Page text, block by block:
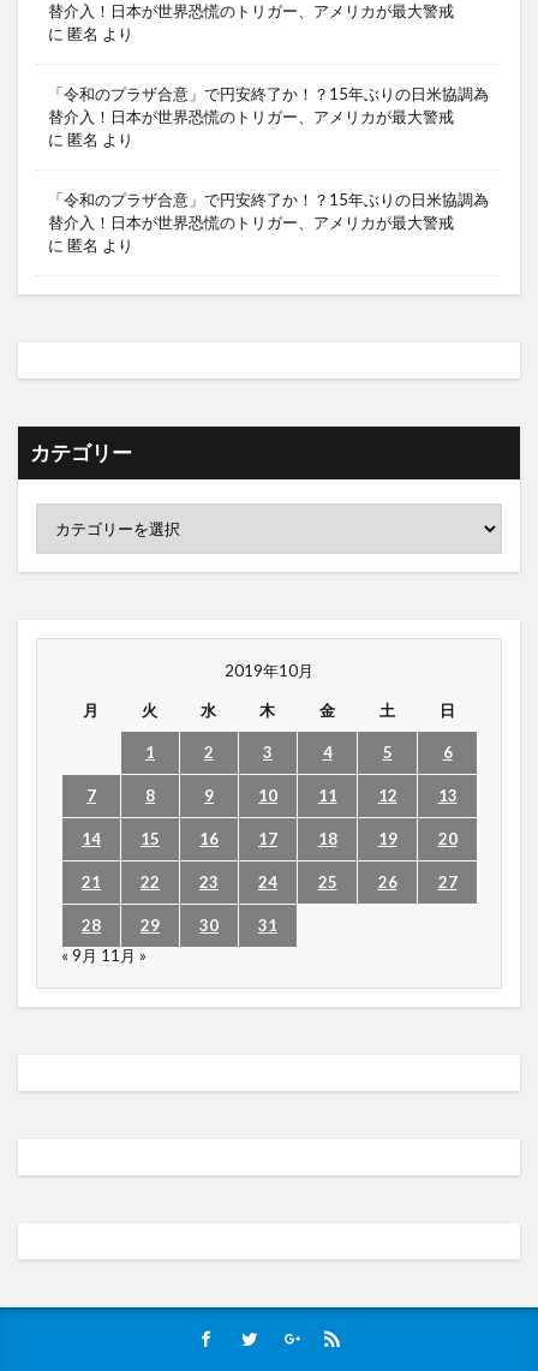
替介入！日本が世界恐慌のトリガー、アメリカが最大警戒
に 匿名 より
「令和のプラザ合意」で円安終了か！？15年ぶりの日米協調為
替介入！日本が世界恐慌のトリガー、アメリカが最大警戒
に 匿名 より
「令和のプラザ合意」で円安終了か！？15年ぶりの日米協調為
替介入！日本が世界恐慌のトリガー、アメリカが最大警戒
に 匿名 より
カテゴリー
2019年10月
月 火 水 木 金 土 日
1 2 3 4 5 6
7 8 9 10 11 12 13
14 15 16 17 18 19 20
21 22 23 24 25 26 27
28 29 30
31
« 9月 11月 »